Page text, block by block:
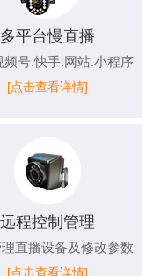
多平台慢直播
频号.快手.网站.小程序
[点击查看详情]
远程控制管理
直播设备及修改参数
[点击查看详情]